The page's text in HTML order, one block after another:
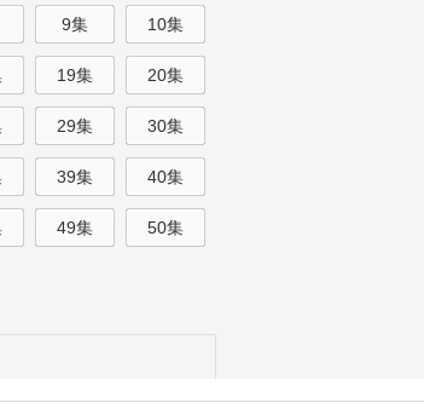
9集 10集
19集 20集
29集 30集
39集 40集
49集 50集